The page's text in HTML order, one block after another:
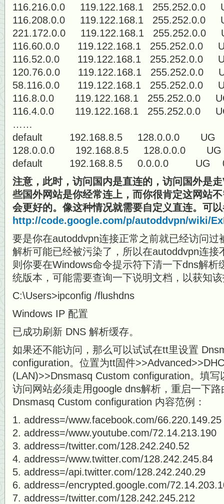
116.216.0.0 119.122.168.1
116.208.0.0 119.122.168.1
221.172.0.0 119.122.168.1
116.60.0.0 119.122.168.1
116.52.0.0 119.122.168.1
120.76.0.0 119.122.168.1
58.116.0.0 119.122.168.1
116.8.0.0 119.122.168.1
116.4.0.0 119.122.168.1
……
default 192.168.8.5 128.0.0.0
128.0.0.0 192.168.8.5 128.0.0.0
default 192.168.8.5 0.0.0.0
注意，此时，访问国内是直连的，访问国外是
些国外网站是你经常连上，而你很肯定这网站
会更好的。像这种情况就需要自定义直连。可
http://code.google.com/p/autoddvpn/wiki/
要是你在autoddvpn连接正常之前就已经访问过
解析可能已经被污染了，所以在autoddvpn连接
则你要在Windows命令提示符下清一下dns解析
统版本，可能需要查询一下说明文档，以获知
C:\Users>ipconfig /flushdns
Windows IP 配置
已成功刷新 DNS 解析缓存。
如果还不能访问，那么可以试试在tt里设置
configuration。位置为tt固件
(LAN)>>Dnsmasq Custom configuration。填
访问网站必须走用google dns解析，重启一下路
Dnsmasq Custom configuration 内容范例：
address=/www.facebook.com/66.220.149.25
address=/www.youtube.com/72.14.213.190
address=/twitter.com/128.242.240.52
address=/www.twitter.com/128.242.245.84
address=/api.twitter.com/128.242.240.29
address=/encrypted.google.com/
address=/twitter.com/128.242.245.212